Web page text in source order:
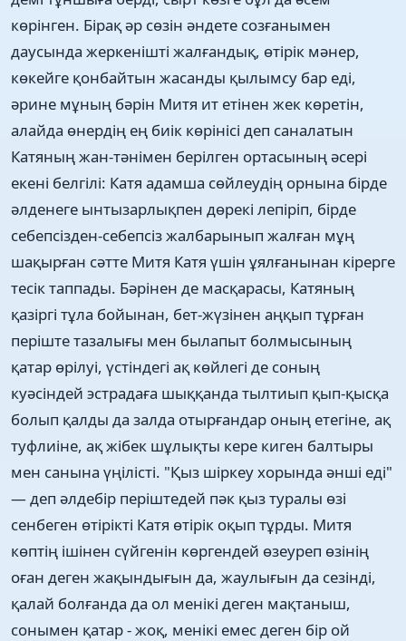
көрінген. Бірақ әр сөзін әндете созғанымен
даусында жеркенішті жалғандық, өтірік мәнер,
көкейге қонбайтын жасанды қылымсу бар еді,
әрине мұның бәрін Митя ит етінен жек көретін,
алайда өнердің ең биік көрінісі деп саналатын
Катяның жан-тәнімен берілген ортасының әсері
екені белгілі: Катя адамша сөйлеудің орнына бірде
әлденеге ынтызарлықпен дөрекі лепіріп, бірде
себепсізден-себепсіз жалбарынып жалған мұң
шақырған сәтте Митя Катя үшін ұялғанынан кірерге
тесік таппады. Бәрінен де масқарасы, Катяның
қазіргі тұла бойынан, бет-жүзінен аңқып тұрған
періште тазалығы мен былапыт болмысының
қатар өрілуі, үстіндегі ақ көйлегі де соның
куәсіндей эстрадаға шыққанда тылтиып қып-қысқа
болып қалды да залда отырғандар оның етегіне, ақ
туфлиіне, ақ жібек шұлықты кере киген балтыры
мен санына үңілісті. "Қыз шіркеу хорында әнші еді"
— деп әлдебір періштедей пәк қыз туралы өзі
сенбеген өтірікті Катя өтірік оқып тұрды. Митя
көптің ішінен сүйгенін көргендей өзеуреп өзінің
оған деген жақындығын да, жаулығын да сезінді,
қалай болғанда да ол менікі деген мақтаныш,
сонымен қатар - жоқ, менікі емес деген бір ой